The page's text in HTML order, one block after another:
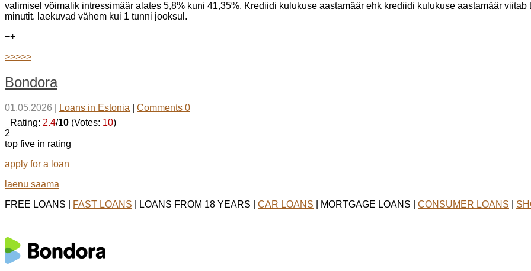
valimisel võimalik intressimäär alates 5,8% kuni 41,35%. Krediidi kulukuse aastamäär ehk krediidi kulukuse aastamäär
minutit. laekuvad vähem kui 1 tunni jooksul.
−+
>>>>>
Bondora
01.05.2026 Loans in Estonia
Comments 0
_Rating: 2.4/10 (Votes: 10)
2
top five in rating
apply for a loan
laenu saama
FREE LOANS |
FAST LOANS | LOANS FROM 18 YEARS | CAR LOANS | MORTGAGE LOANS | CONSUMER LOANS